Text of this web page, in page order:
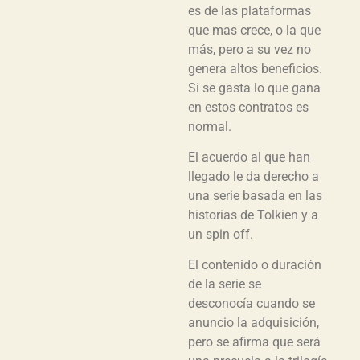
es de las plataformas
que mas crece, o la que
más, pero a su vez no
genera altos beneficios.
Si se gasta lo que gana
en estos contratos es
normal.
El acuerdo al que han
llegado le da derecho a
una serie basada en las
historias de Tolkien y a
un spin off.
El contenido o duración
de la serie se
desconocía cuando se
anuncio la adquisición,
pero se afirma que será